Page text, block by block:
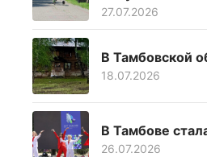
27.07.2026
В Тамбовской
18.07.2026
В Тамбове
26.07.2026